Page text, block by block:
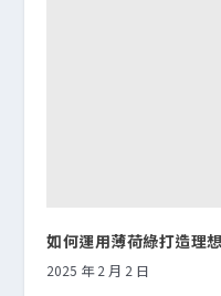
如何運用薄荷綠打造理
2025 年 2 月 2 日